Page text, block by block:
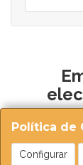
Política de
Configurar